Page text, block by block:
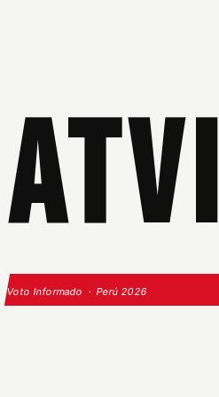
ATVI
Voto Informado · Perú 2026